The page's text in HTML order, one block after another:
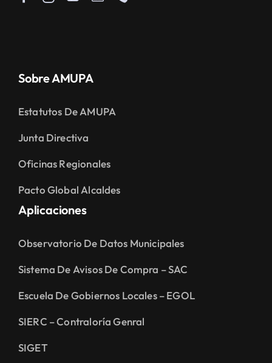
Sobre AMUPA
Estatutos De AMUPA
Junta Directiva
Oficinas Regionales
Pacto Global Alcaldes
Aplicaciones
Observatorio De Datos Municipales
Sistema De Avisos De Compra – SAC
Escuela De Gobiernos Locales – EGOL
SIERC – Contraloría Genral
SIGET